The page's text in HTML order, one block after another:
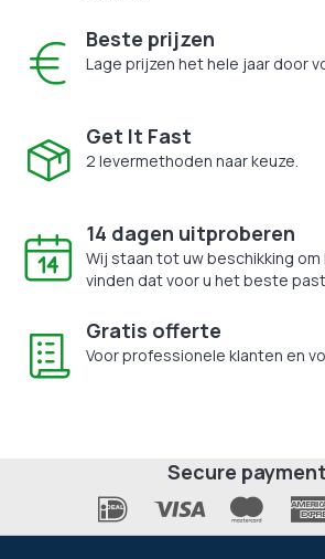
Beste prijzen
Lage prijzen het hele jaar door
Get It Fast
2 levermethoden naar keuze.
14 dagen uitproberen
Wij staan tot uw beschikking
vinden dat voor u het beste past.
Gratis offerte
Voor professionele klanten en
Secure payment